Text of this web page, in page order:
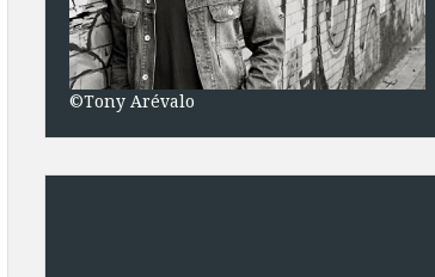
©Tony Arévalo